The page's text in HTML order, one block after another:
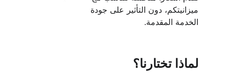
ميزانيتكم، دون التأثير على جودة
الخدمة المقدمة.
لماذا تختارنا؟